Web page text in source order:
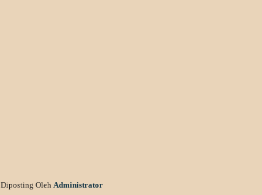
Diposting Oleh Administrator